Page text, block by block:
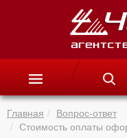
Главная
Вопрос-ответ
Стоимость оплаты